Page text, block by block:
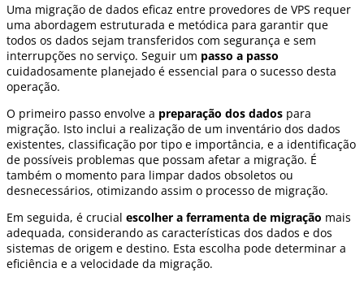
Uma migração de dados eficaz entre provedores de VPS requer
uma abordagem estruturada e metódica para garantir que
todos os dados sejam transferidos com segurança e sem
interrupções no serviço. Seguir um passo a passo
cuidadosamente planejado é essencial para o sucesso desta
operação.
O primeiro passo envolve a preparação dos dados para
migração. Isto inclui a realização de um inventário dos dados
existentes, classificação por tipo e importância, e a identificação
de possíveis problemas que possam afetar a migração. É
também o momento para limpar dados obsoletos ou
desnecessários, otimizando assim o processo de migração.
Em seguida, é crucial escolher a ferramenta de migração mais
adequada, considerando as características dos dados e dos
sistemas de origem e destino. Esta escolha pode determinar a
eficiência e a velocidade da migração.